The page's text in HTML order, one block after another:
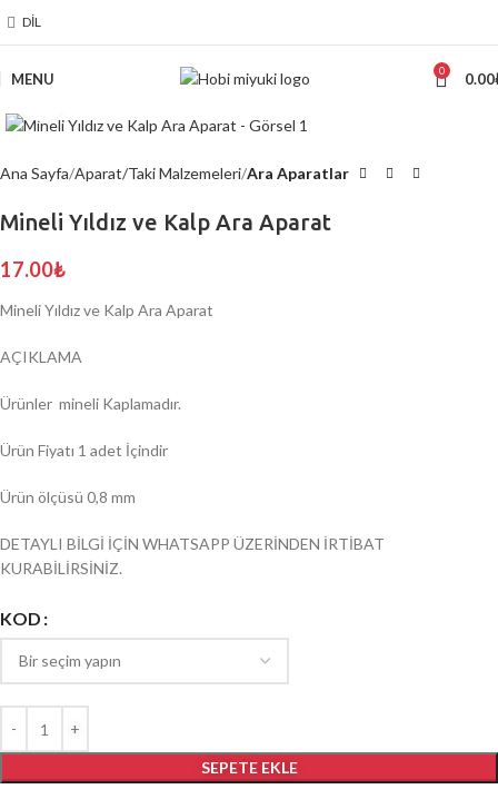
DIL
MENU 0 0.00
Ana Sayfa Aparat/Taki Malzemeleri Ara Aparatlar
Mineli Yıldız ve Kalp Ara Aparat
17.00₺
Mineli Yıldız ve Kalp Ara Aparat
AÇIKLAMA
Ürünler mineli Kaplamadır.
Ürün Fiyatı 1 adet İçindir
Ürün ölçüsü 0,8 mm
DETAYLI BİLGİ İÇİN WHATSAPP ÜZERİNDEN İRTİBAT
KURABİLİRSİNİZ.
KOD
SEPETE EKLE